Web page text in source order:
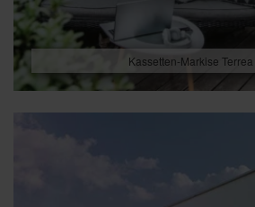
Kassetten-Markise